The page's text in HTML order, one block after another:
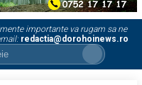
importante va rugam sa ne
redactia@dorohoinews.ro